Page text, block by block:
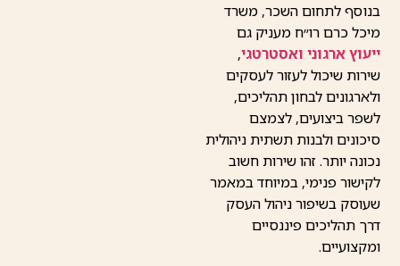
בנוסף לתחום השכר, משרד
מיכל כרם רו״ח מעניק גם
ייעוץ ארגוני ואסטרטגי,
שירות שיכול לעזור לעסקים
ולארגונים לבחון תהליכים,
לשפר ביצועים, לצמצם
סיכונים ולבנות תשתית ניהולית
נכונה יותר. זהו שירות חשוב
לקישור פנימי, במיוחד במאמר
שעוסק בשיפור ניהול העסק
דרך תהליכים פיננסיים
ומקצועיים.